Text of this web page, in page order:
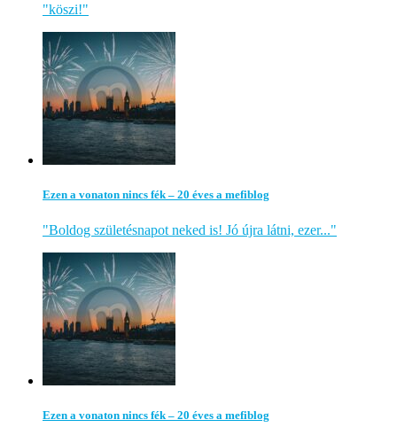
"köszi!"
Ezen a vonaton nincs fék – 20 éves a mefiblog
"Boldog születésnapot neked is! Jó újra látni, ezer..."
Ezen a vonaton nincs fék – 20 éves a mefiblog